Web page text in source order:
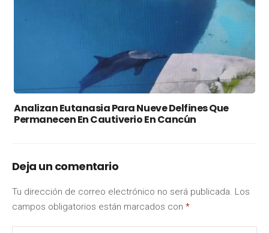
Analizan Eutanasia Para Nueve Delfines Que
Permanecen En Cautiverio En Cancún
Deja un comentario
Tu dirección de correo electrónico no será publicada. Los
campos obligatorios están marcados con *